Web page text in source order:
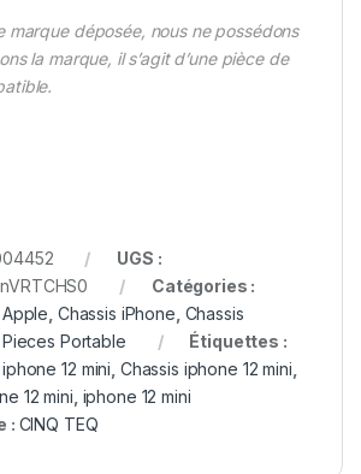
marque déposée, nous ne possédons
la marque, il s’agit d’une pièce de
UGS :
Catégories :
Apple Chassis iPhone Chassis
Pieces Portable
Étiquettes :
12 mini Chassis iphone 12 mini
12 mini iphone 12 mini
: CINQ TEQ